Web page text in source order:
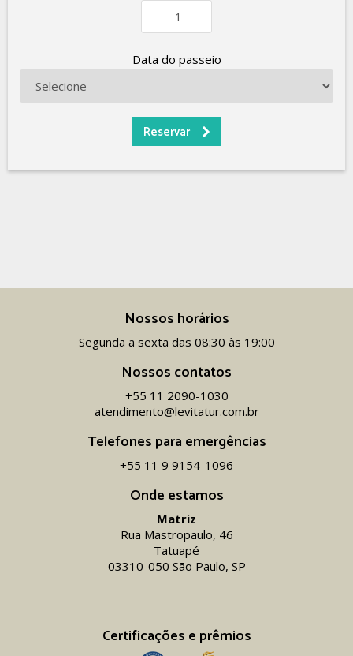
Data do passeio
Onde estamos
Matriz
Rua Mastropaulo, 46
Tatuapé
03310-050 São Paulo, SP
Certificações e prêmios
Nossos horários
Segunda a sexta das 08:30 às 19:00
Nossos contatos
+55 11 2090-1030
atendimento@levitatur.com.br
Telefones para emergências
+55 11 9 9154-1096‬